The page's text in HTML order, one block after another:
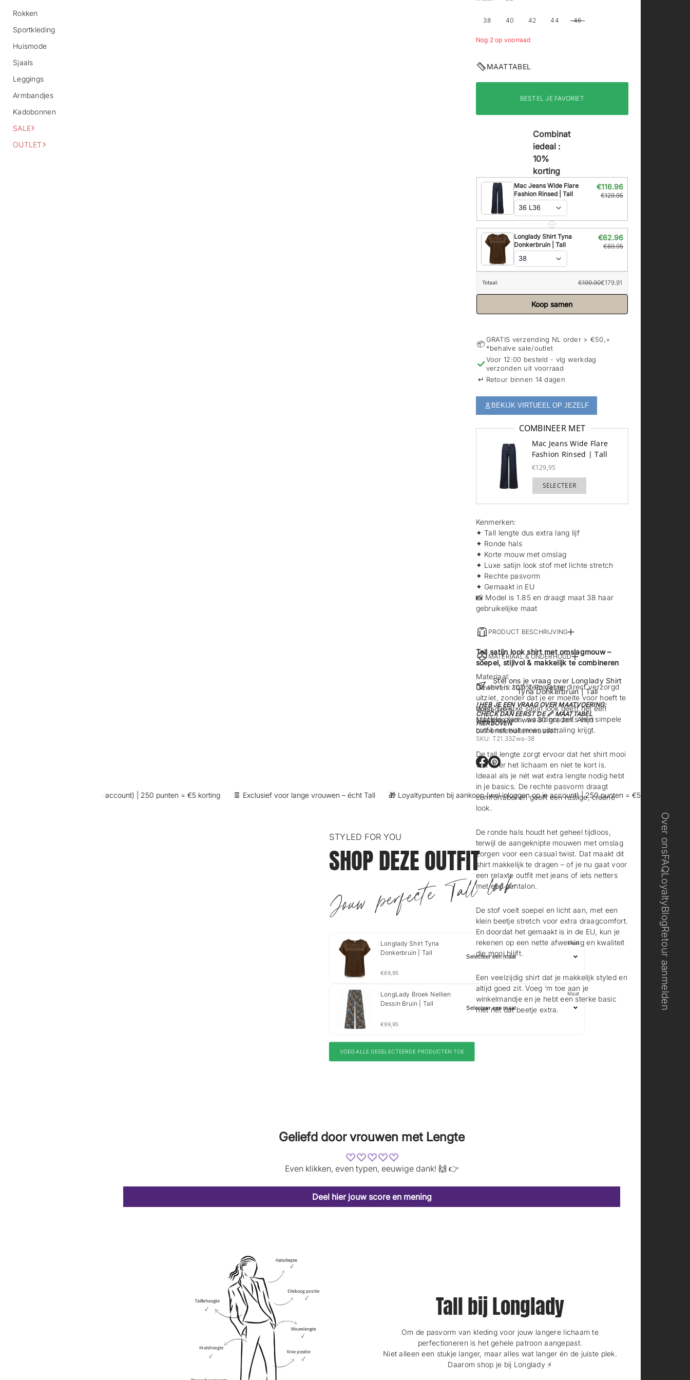
Rokken
Sportkleding
Huismode
Sjaals
Leggings
Armbandjes
Kadobonnen
SALE
OUTLET
Over ons
FAQ
Loyalty
Blog
Retour aanmelden
38 40 42 44 46
Nog 2 op voorraad
MAATTABEL
BESTEL JE FAVORIET
Combinat
iedeal :
10%
korting
Mac Jeans Wide Flare
Fashion Rinsed | Tall
€116.96
€129.95
36 L36
+
Longlady Shirt Tyna
Donkerbruin | Tall
€62.96
€69.95
38
Totaal: €199.90€179.91
Koop samen
📦GRATIS verzending NL order > €50,=
*behalve sale/outlet
✓Voor 12:00 besteld - vlg werkdag
verzonden uit voorraad
↵ Retour binnen 14 dagen
BEKIJK VIRTUEEL OP JEZELF
COMBINEER MET
Mac Jeans Wide Flare
Fashion Rinsed | Tall
€129,95
SELECTEER
TOEGEVOEGD
Kenmerken:
✦ Tall lengte dus extra lang lijf
✦ Ronde hals
✦ Korte mouw met omslag
✦ Luxe satijn look stof met lichte stretch
✦ Rechte pasvorm
✦ Gemaakt in EU
📸 Model is 1.85 en draagt maat 38 haar
gebruikelijke maat
PRODUCT BESCHRIJVING
Tall satijn look shirt met omslagmouw –
soepel, stijlvol & makkelijk te combineren
Dit shirt is zo’n item dat er direct verzorgd
uitziet, zonder dat je er moeite voor hoeft te
doen. De luxe satijn look geeft het een
subtiele glans, waardoor zelfs een simpele
outfit net wat meer uitstraling krijgt.
De tall lengte zorgt ervoor dat het shirt mooi
valt over het lichaam en niet te kort is.
Ideaal als je nét wat extra lengte nodig hebt
in je basics. De rechte pasvorm draagt
comfortabel en geeft een rustige, cleane
look.
De ronde hals houdt het geheel tijdloos,
terwijl de aangeknipte mouwen met omslag
zorgen voor een casual twist. Dat maakt dit
shirt makkelijk te dragen – of je nu gaat voor
een relaxte outfit met jeans of iets netters
met een pantalon.
De stof voelt soepel en licht aan, met een
klein beetje stretch voor extra draagcomfort.
En doordat het gemaakt is in de EU, kun je
rekenen op een nette afwerking en kwaliteit
die mooi blijft.
Een veelzijdig shirt dat je makkelijk styled en
altijd goed zit. Voeg ’m toe aan je
winkelmandje en je hebt een sterke basic
met nét dat beetje extra.
MATERIAAL & ONDERHOUD
Materiaal:
Geweven: 100% Polyester
Wasadvies:
Machine wol was 30 graden. Altijd
binnenstebuiten wassen.
Stel ons je vraag over Longlady Shirt
Tyna Donkerbruin | Tall
! HEB JE EEN VRAAG OVER MAATVOERING:
CHECK DAN EERST DE 📏 MAATTABEL
HIERBOVEN
SKU: T21.33Zwa-38
O
p
e
n
i
e
e
n
e
u
w
c
h
e
r
m
.
O
p
e
n
i
e
n
i
e
u
w
c
h
e
r
m
.
(wel inloggen op je account) | 250 punten = €5 korting 👖 Exclusief voor lange vrouwen – écht Tall 🎁 Loyaltypunten bij aankoop (wel inloggen op je account) | 250 punten = €5 korting
STYLED FOR YOU
SHOP DEZE OUTFIT
Jouw perfecte Tall look
Longlady Shirt Tyna
Donkerbruin | Tall
Maat
€69,95
LongLady Broek Nellien
Dessin Bruin | Tall
Maat
€99,95
VOEG ALLE GESELECTEERDE PRODUCTEN TOE
Geliefd door vrouwen met Lengte
Even klikken, even typen, eeuwige dank! 🙌 👉
Deel hier jouw score en mening
Tall bij Longlady
Om de pasvorm van kleding voor jouw langere lichaam te
perfectioneren is het gehele patroon aangepast.
Niet alleen een stukje langer, maar alles wat langer én de juiste plek.
Daarom shop je bij Longlady ⚡️